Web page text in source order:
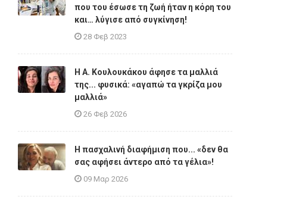
που του έσωσε τη ζωή ήταν η κόρη του
και… λύγισε από συγκίνηση!
28 Φεβ 2023
Η A. Κουλουκάκου άφησε τα μαλλιά
της... φυσικά: «αγαπώ τα γκρίζα μου
μαλλιά»
26 Φεβ 2026
Η πασχαλινή διαφήμιση που... «δεν θα
σας αφήσει άντερο από τα γέλια»!
09 Μαρ 2026